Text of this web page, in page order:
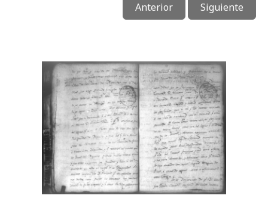
Anterior Siguiente